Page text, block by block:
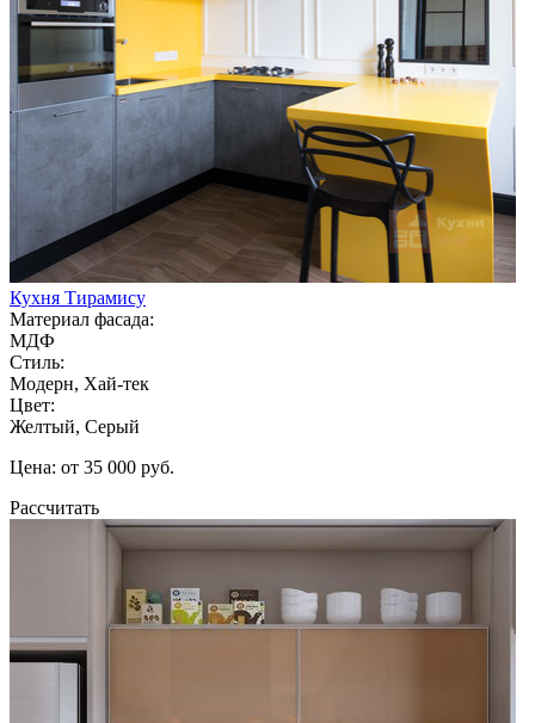
Кухня Тирамису
Материал фасада:
МДФ
Стиль:
Модерн, Хай-тек
Цвет:
Желтый, Серый
Цена: от 35 000 руб.
Рассчитать